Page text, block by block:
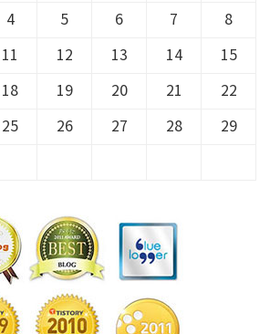
4 5 6 7 8
11 12 13 14 15
18 19 20 21 22
25 26 27 28 29